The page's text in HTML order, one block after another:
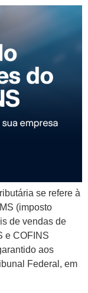
se refere à
(imposto
de vendas de
e COFINS
aos
Federal, em